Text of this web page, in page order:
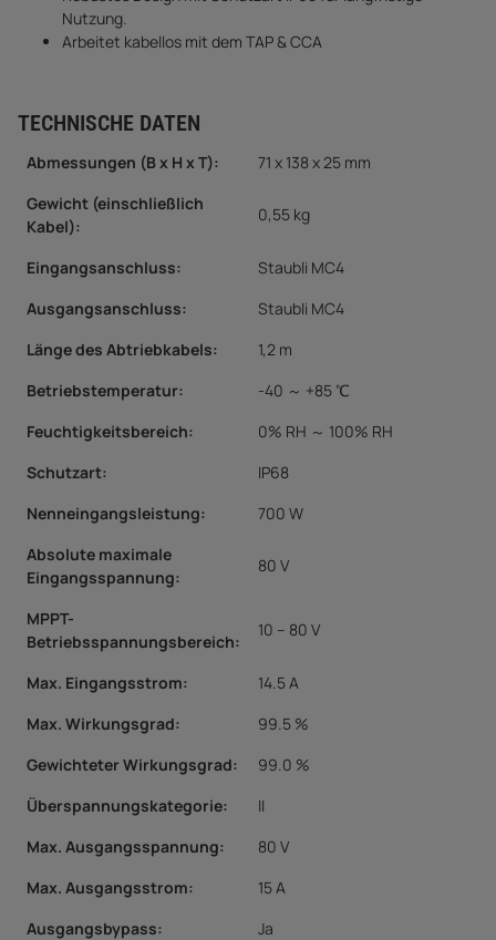
Nutzung.
Arbeitet kabellos mit dem TAP & CCA
TECHNISCHE DATEN
Abmessungen (B x H x T):
71 x 138 x 25 mm
Gewicht (einschließlich
Kabel):
0,55 kg
Eingangsanschluss:
Staubli MC4
Ausgangsanschluss:
Staubli MC4
Länge des Abtriebkabels:
1,2 m
Betriebstemperatur:
-40 ～ +85 ℃
Feuchtigkeitsbereich:
0% RH ～ 100% RH
Schutzart:
IP68
Nenneingangsleistung:
700 W
Absolute maximale
Eingangsspannung:
80 V
MPPT-
Betriebsspannungsbereich:
10 – 80 V
Max. Eingangsstrom:
14.5 A
Max. Wirkungsgrad:
99.5 %
Gewichteter Wirkungsgrad:
99.0 %
Überspannungskategorie:
II
Max. Ausgangsspannung:
80 V
Max. Ausgangsstrom:
15 A
Ausgangsbypass:
Ja